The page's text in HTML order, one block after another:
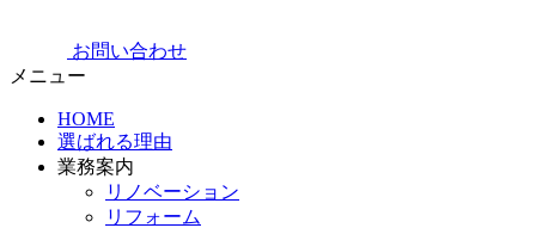
お問い合わせ
メニュー
HOME
選ばれる理由
業務案内
リノベーション
リフォーム